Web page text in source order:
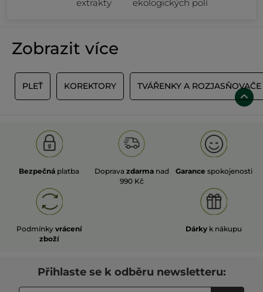
extrakty
ekologických polí
Zobrazit více
PLEŤ KOREKTORY TVÁŘENKY A ROZJASŇOVAČE
Bezpečná platba Doprava zdarma nad
990 Kč
Garance spokojenosti
Podmínky vrácení
zboží
Dárky k nákupu
Přihlaste se k odběru newsletteru: